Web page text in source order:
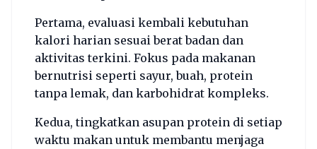
Pertama, evaluasi kembali kebutuhan
kalori harian sesuai berat badan dan
aktivitas terkini. Fokus pada makanan
bernutrisi seperti sayur, buah, protein
tanpa lemak, dan karbohidrat kompleks.
Kedua, tingkatkan asupan protein di setiap
waktu makan untuk membantu menjaga